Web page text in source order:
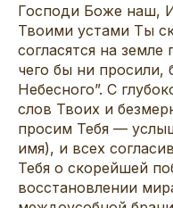
Господи Боже наш,
Твоими устами Ты
согласятся на
чего бы ни просили,
Небесного”. С
слов Твоих и
просим Тебя —
имя), и всех
Тебя о скорейшей
восстановлении